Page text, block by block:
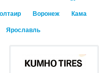
Воронеж Кама
Ярославль